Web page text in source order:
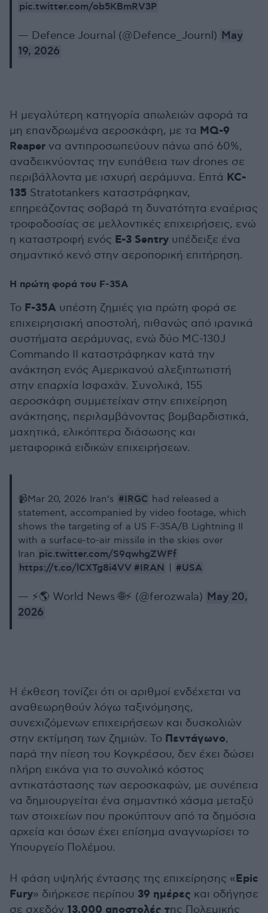
pic.twitter.com/ob5KBmRV3P
— Defence Journal (@Defence_Journl) May
19, 2026
Η μεγαλύτερη κατηγορία απωλειών αφορά τα
μη επανδρωμένα αεροσκάφη, με τα MQ-9
Reaper να αντιπροσωπεύουν πάνω από 60%,
αναδεικνύοντας την ευπάθεια των drones σε
περιβάλλοντα με ισχυρή αεράμυνα. Επτά KC-
135 Stratotankers καταστράφηκαν,
επηρεάζοντας σοβαρά τη δυνατότητα εναέριας
τροφοδοσίας σε μελλοντικές επιχειρήσεις, ενώ
η καταστροφή ενός E-3 Sentry υπέδειξε ένα
σημαντικό κενό στην αεροπορική επιτήρηση.
Η πρώτη φορά του F-35A
Το F-35A υπέστη ζημιές για πρώτη φορά σε
επιχειρησιακή αποστολή, πιθανώς από ιρανικά
συστήματα αεράμυνας, ενώ δύο MC-130J
Commando II καταστράφηκαν κατά την
ανάκτηση ενός Αμερικανού αλεξιπτωτιστή
στην επαρχία Ισφαχάν. Συνολικά, 155
αεροσκάφη συμμετείχαν στην επιχείρηση
ανάκτησης, περιλαμβάνοντας βομβαρδιστικά,
μαχητικά, ελικόπτερα διάσωσης και
μεταφορικά ειδικών επιχειρήσεων.
📹Mar 20, 2026 Iran’s #IRGC had released a
statement, accompanied by video footage, which
shows the targeting of a US F-35A/B Lightning II
with a surface-to-air missile in the skies over
Iran. pic.twitter.com/S9qwhgZWFf
https://t.co/lCXTg8i4VV #IRAN #USA
— ⚡️🌎 World News 🌐⚡️ (@ferozwala) May 20,
2026
Η έκθεση τονίζει ότι οι αριθμοί ενδέχεται να
αναθεωρηθούν λόγω ταξινόμησης,
συνεχιζόμενων επιχειρήσεων και δυσκολιών
στην εκτίμηση των ζημιών. Το Πεντάγωνο,
παρά την πίεση του Κογκρέσου, δεν έχει δώσει
πλήρη εικόνα για το συνολικό κόστος
αντικατάστασης των αεροσκαφών, με συνέπεια
να δημιουργείται ένα σημαντικό χάσμα μεταξύ
των στοιχείων που προκύπτουν από τα δημόσια
αρχεία και όσων έχει επίσημα αναγνωρίσει το
Υπουργείο Πολέμου.
Η φάση υψηλής έντασης της επιχείρησης «Epic
Fury» διήρκεσε περίπου 39 ημέρες και οδήγησε
σε σχεδόν 13.000 αποστολές της Πολεμικής